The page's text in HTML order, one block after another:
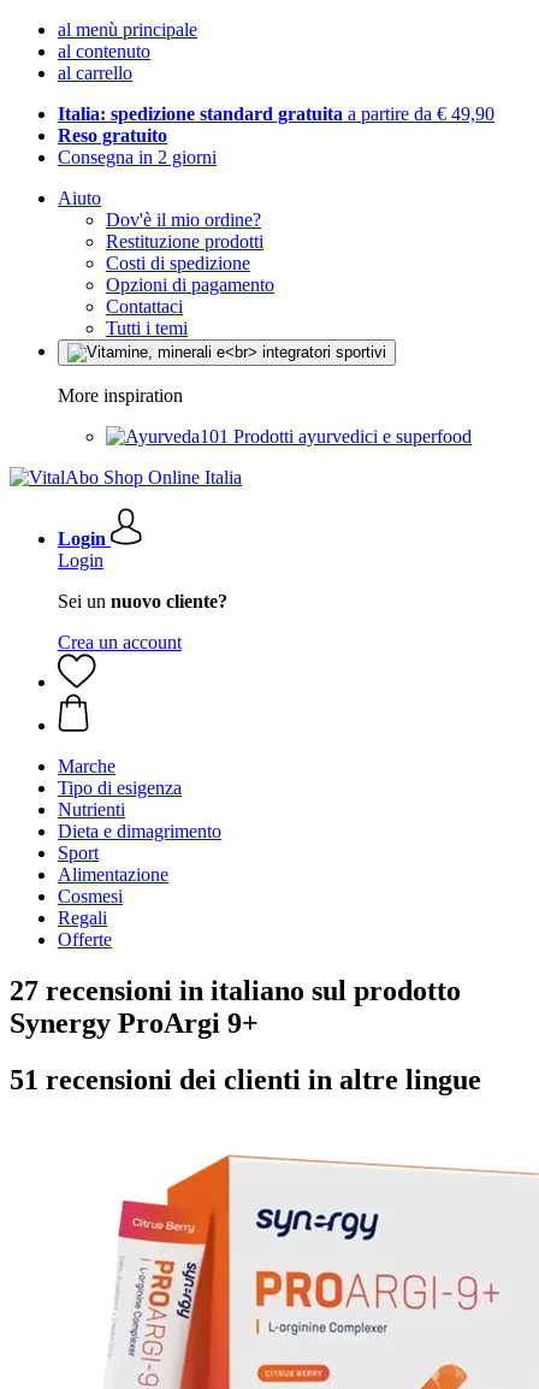
al menù principale
al contenuto
al carrello
Italia: spedizione standard gratuita a partire da € 49,90
Reso gratuito
Consegna in 2 giorni
Aiuto
Dov'è il mio ordine?
Restituzione prodotti
Costi di spedizione
Opzioni di pagamento
Contattaci
Tutti i temi
More inspiration
Prodotti ayurvedici e superfood
Login
Login
Sei un nuovo cliente?
Crea un account
Marche
Tipo di esigenza
Nutrienti
Dieta e dimagrimento
Sport
Alimentazione
Cosmesi
Regali
Offerte
27 recensioni in italiano sul prodotto
Synergy ProArgi 9+
51 recensioni dei clienti in altre lingue